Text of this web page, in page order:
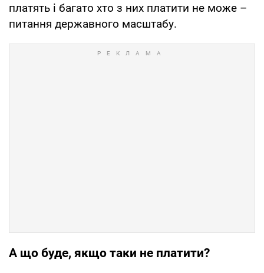
платять і багато хто з них платити не може –
питання державного масштабу.
А що буде, якщо таки не платити?